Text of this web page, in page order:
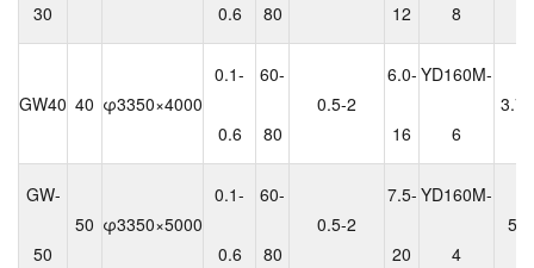
30 0.6 80 12 8
GW40 40 φ3350×4000
0.1-
0.6
60-
80
0.5-2
6.0-
16
YD160M-
6
3.7
GW-
50
50 φ3350×5000
0.1-
0.6
60-
80
0.5-2
7.5-
20
YD160M-
4
5